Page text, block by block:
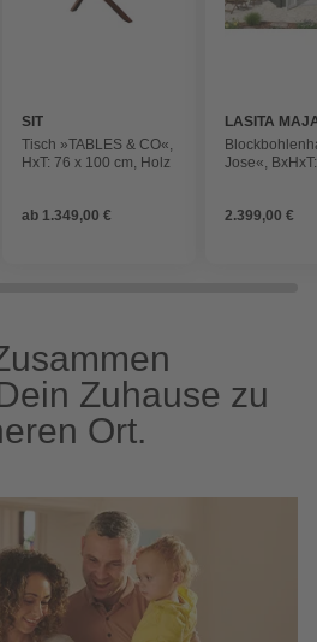
SIT
Tisch »TABLES & CO«,
HxT: 76 x 100 cm, Holz
ab 1.349,00 €
LASITA
Jose«,
2.399,00 €
Zuhause zu
Ort.